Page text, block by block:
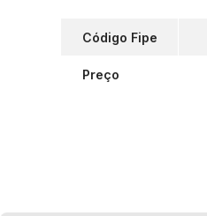
Código Fipe
Preço